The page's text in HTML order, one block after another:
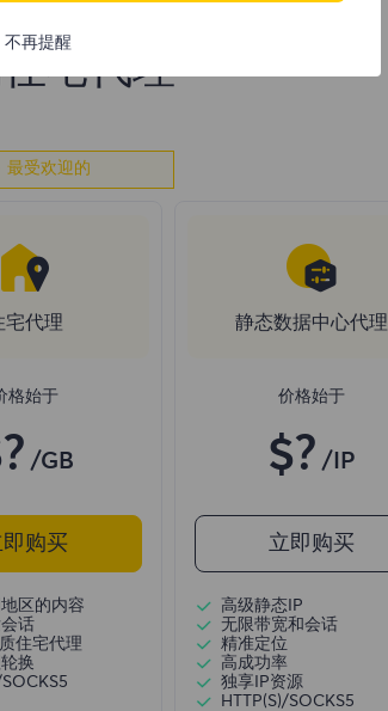
宅代理
最受欢迎的
宅代理
格始于
/GB
即购买
区的内容
话
住宅代理
换
静态数据中心代理
价格始于
$? /IP
立即购买
高级静态IP
无限带宽和会话
精准定位
高成功率
独享IP资源
HTTP(S)/SOCKS5
不再提醒